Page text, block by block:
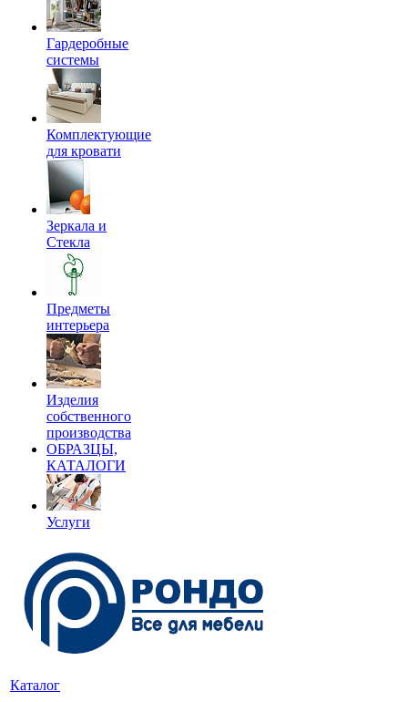
Гардеробные
системы
Комплектующие
для кровати
Зеркала и
Стекла
Предметы
интерьера
Изделия
собственного
производства
ОБРАЗЦЫ,
КАТАЛОГИ
Услуги
Каталог